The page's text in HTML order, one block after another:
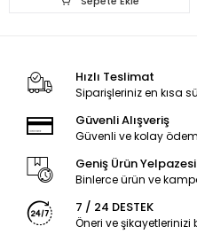
Hızlı Teslimat
Siparişleriniz en kısa
Güvenli Alışveriş
Güvenli ve kolay
Geniş Ürün Yelpazesi
Binlerce ürün ve
7 / 24 DESTEK
Öneri ve şikayetlerinizi